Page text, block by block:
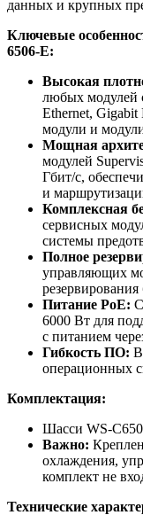
данных и крупных
Ключевые
6506-E:
Высокая
любых модулей
Ethernet, Gigabit
модули и
Мощная
модулей
Гбит/с,
и
Комплексная
сервисных
системы
Полное
управляющих
Питание PoE:
6000 Вт для
с питанием
Гибкость ПО:
операционных
Комплектация:
Шасси WS-
Важно:
охлаждения,
комплект не
Технические